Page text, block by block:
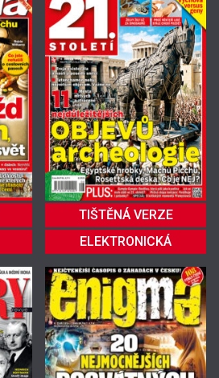
TIŠTĚNÁ VERZE
ELEKTRONICKÁ